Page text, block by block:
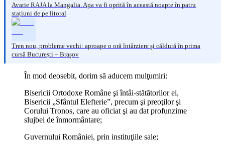
Avarie RAJA la Mangalia. Apa va fi oprită în această noapte în patru
stațiuni de pe litoral
Tren nou, probleme vechi: aproape o oră întârziere și căldură în prima
cursă București – Brașov
În mod deosebit, dorim să aducem mulţumiri:
Bisericii Ortodoxe Române şi întâi-stătătorilor ei,
Bisericii „Sfântul Elefterie”, precum şi preoţilor şi
Corului Tronos, care au oficiat şi au dat profunzime
slujbei de înmormântare;
Guvernului României, prin instituţiile sale;